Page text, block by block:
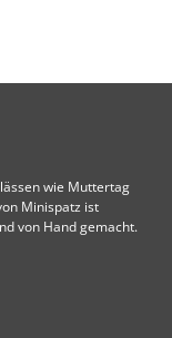
wie Muttertag
Minispatz ist
von Hand gemacht.